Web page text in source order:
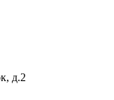
д.2